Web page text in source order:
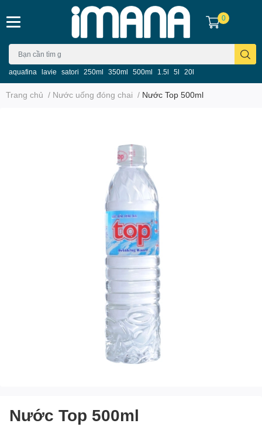
aquafina lavie satori 250ml 350ml 500ml 1.5l 5l 20l
0
Trang chủ / Nước uống đóng chai / Nước Top 500ml
Nước Top 500ml